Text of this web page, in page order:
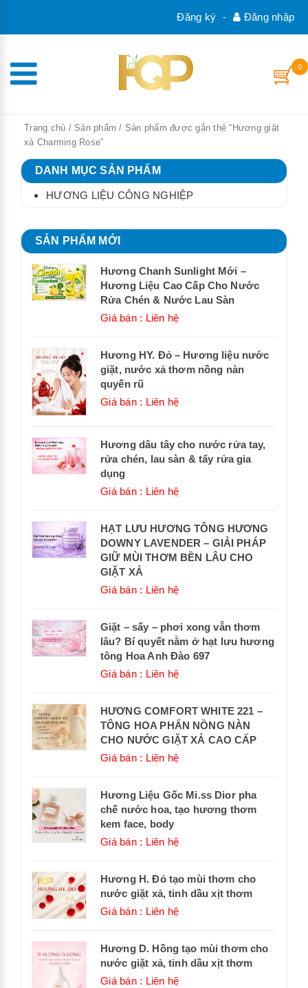
Đăng nhập
-
Đăng ký
0
Trang chủ / Sản phẩm / Sản phẩm được gắn thẻ “Hương giặt
xả Charming Rose”
DANH MỤC SẢN PHẨM
HƯƠNG LIỆU CÔNG NGHIỆP
SẢN PHẨM MỚI
Hương Chanh Sunlight Mới –
Hương Liệu Cao Cấp Cho Nước
Rửa Chén & Nước Lau Sàn
Giá bán : Liên hệ
Hương HY. Đỏ – Hương liệu nước
giặt, nước xả thơm nồng nàn
quyến rũ
Giá bán : Liên hệ
Hương dâu tây cho nước rửa tay,
rửa chén, lau sàn & tẩy rửa gia
dụng
Giá bán : Liên hệ
HẠT LƯU HƯƠNG TÔNG HƯƠNG
DOWNY LAVENDER – GIẢI PHÁP
GIỮ MÙI THƠM BỀN LÂU CHO
GIẶT XẢ
Giá bán : Liên hệ
Giặt – sấy – phơi xong vẫn thơm
lâu? Bí quyết nằm ở hạt lưu hương
tông Hoa Anh Đào 697
Giá bán : Liên hệ
HƯƠNG COMFORT WHITE 221 –
TÔNG HOA PHẤN NỒNG NÀN
CHO NƯỚC GIẶT XẢ CAO CẤP
Giá bán : Liên hệ
Hương Liệu Gốc Mi.ss Dior pha
chế nước hoa, tạo hương thơm
kem face, body
Giá bán : Liên hệ
Hương H. Đỏ tạo mùi thơm cho
nước giặt xả, tinh dầu xịt thơm
Giá bán : Liên hệ
Hương D. Hồng tạo mùi thơm cho
nước giặt xả, tinh dầu xịt thơm
Giá bán : Liên hệ